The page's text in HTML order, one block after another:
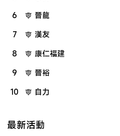
6
晉龍
7
漢友
8
康仁福建
9
晉裕
10
自力
最新活動